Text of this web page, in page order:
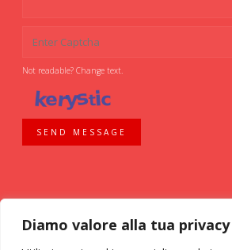
Diamo valore alla tua privacy
Not readable? Change text.
SEND MESSAGE